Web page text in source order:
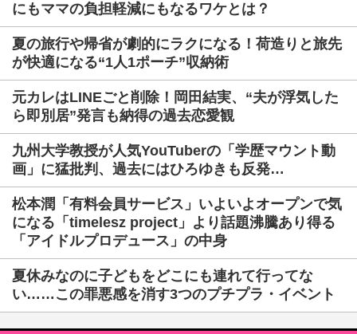
にもママの負担軽減にもなるワケとは？
夏の旅行や帰省が劇的にラクになる！荷造りと旅先
が快適になる“1人1ポーチ”収納術
元カレはLINEごと削除！岡田結実、“夫が浮気した
ら即別居”発言も納得の過去恋愛観
九州大学教授が人気YouTuberの「学歴マウント動
画」に猛批判、過去にはひろゆきも反発…
松本潤「有料会員サービス」いよいよオープンで気
になる「timelesz project」より話題沸騰あり得る
「アイドルプロデュース」の中身
夏休みなのに子どもをどこにも連れて行ってな
い……この罪悪感を消す3つのプチプラ・イベント